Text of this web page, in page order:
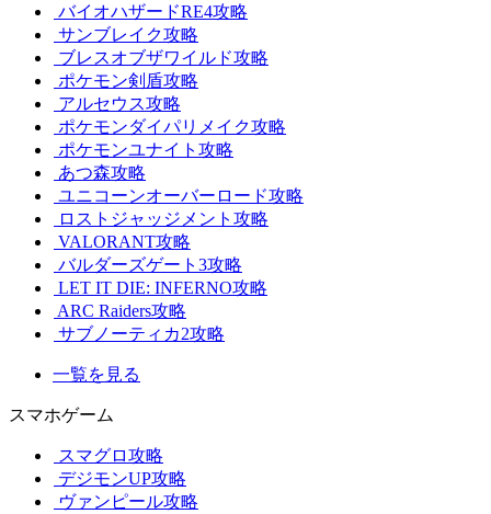
バイオハザードRE4攻略
サンブレイク攻略
ブレスオブザワイルド攻略
ポケモン剣盾攻略
アルセウス攻略
ポケモンダイパリメイク攻略
ポケモンユナイト攻略
あつ森攻略
ユニコーンオーバーロード攻略
ロストジャッジメント攻略
VALORANT攻略
バルダーズゲート3攻略
LET IT DIE: INFERNO攻略
ARC Raiders攻略
サブノーティカ2攻略
一覧を見る
スマホゲーム
スマグロ攻略
デジモンUP攻略
ヴァンピール攻略